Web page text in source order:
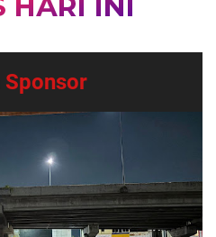
Sponsor